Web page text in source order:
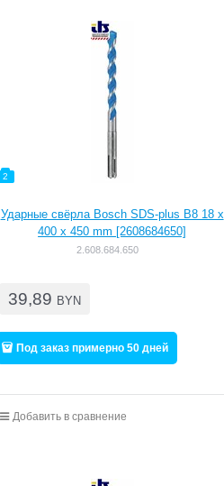
2
Ударные свёрла Bosch SDS-plus B8 18 x
400 x 450 mm [2608684650]
2.608.684.650
39,89 BYN
Под заказ примерно 50 дней
Добавить в сравнение